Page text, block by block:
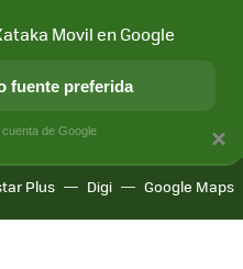
APLICACIONES
Plus Digi Google Maps
×
Movil en Google
fuente preferida
de Google